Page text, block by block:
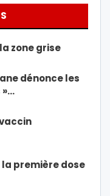
zone grise
dénonce les
»…
la première dose